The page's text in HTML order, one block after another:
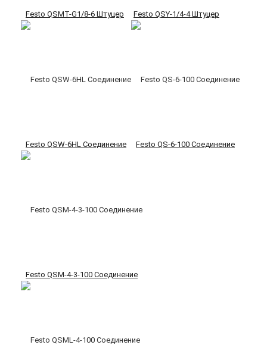
Festo QSMT-G1/8-6 Штуцер Festo QSY-1/4-4 Штуцер
Festo QSW-6HL Соединение Festo QS-6-100 Соединение
Festo QSM-4-3-100 Соединение